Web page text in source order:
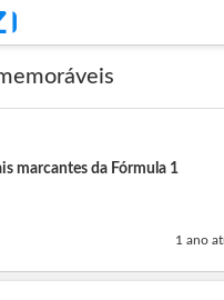
marcantes da Fórmula 1
1 ano